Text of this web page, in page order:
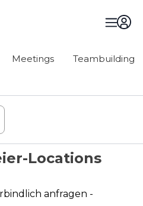
Meetings Teambuilding
Locations
anfragen -